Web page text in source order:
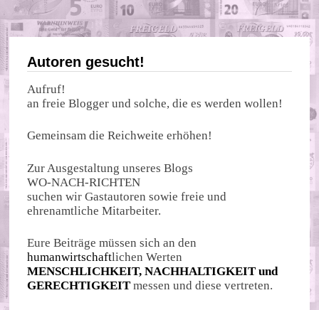
Autoren gesucht!
Aufruf!
an freie Blogger und solche, die es werden wollen!
Gemeinsam die Reichweite erhöhen!
Zur Ausgestaltung unseres Blogs
WO-NACH-RICHTEN
suchen wir Gastautoren sowie freie und
ehrenamtliche Mitarbeiter.
Eure Beiträge müssen sich an den
humanwirtschaftlichen Werten
MENSCHLICHKEIT, NACHHALTIGKEIT und
GERECHTIGKEIT messen und diese vertreten.